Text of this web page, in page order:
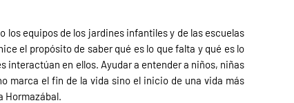
los equipos de los jardines infantiles y de las escuelas
el propósito de saber qué es lo que falta y qué es lo
interactúan en ellos. Ayudar a entender a niños, niñas
marca el fin de la vida sino el inicio de una vida más
Hormazábal.